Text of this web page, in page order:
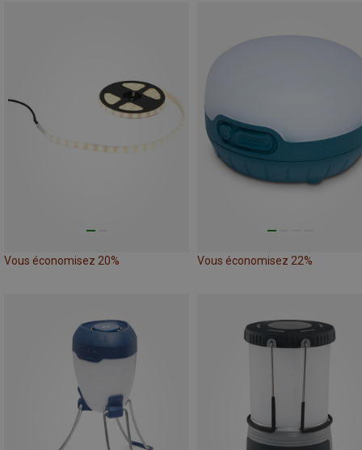
Vous économisez 20% Vous économisez 22%